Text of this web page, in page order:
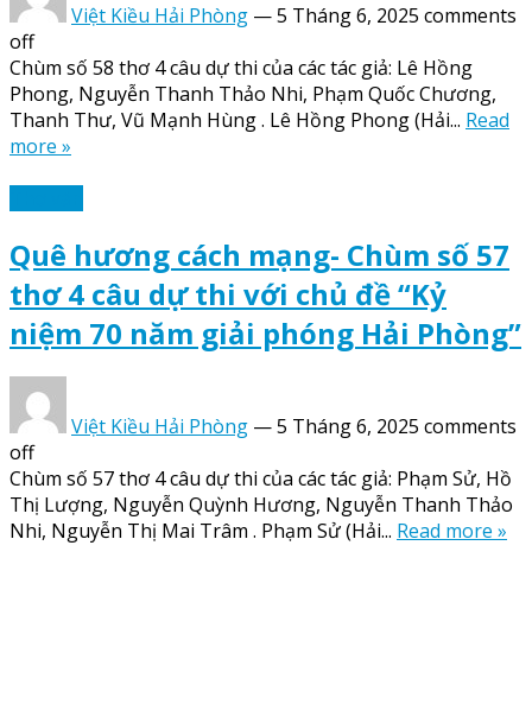
Việt Kiều Hải Phòng —5 Tháng 6, 2025 comments
off
Chùm số 58 thơ 4 câu dự thi của các tác giả: Lê Hồng
Phong, Nguyễn Thanh Thảo Nhi, Phạm Quốc Chương,
Thanh Thư, Vũ Mạnh Hùng . Lê Hồng Phong (Hải... Read
more »
Quê hương cách mạng- Chùm số 57
thơ 4 câu dự thi với chủ đề “Kỷ
niệm 70 năm giải phóng Hải Phòng”
Việt Kiều Hải Phòng —5 Tháng 6, 2025 comments
off
Chùm số 57 thơ 4 câu dự thi của các tác giả: Phạm Sử, Hồ
Thị Lượng, Nguyễn Quỳnh Hương, Nguyễn Thanh Thảo
Nhi, Nguyễn Thị Mai Trâm . Phạm Sử (Hải... Read more »